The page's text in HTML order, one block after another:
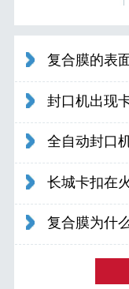
复合膜的表
封口机出现
长城卡扣在